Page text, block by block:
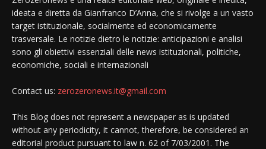
ideata e diretta da Gianfranco D’Anna, che si rivolge a un vasto
target istituzionale, socialmente ed economicamente
trasversale. Le notizie dietro le notizie: anticipazioni e analisi
sono gli obiettivi essenziali delle news istituzionali, politiche,
economiche, sociali e internazionali
Contact us: zerozeronews.it@gmail.com
This Blog does not represent a newspaper as is updated
without any periodicity, it cannot, therefore, be considered an
editorial product pursuant to law n. 62 of 7/03/2001. The